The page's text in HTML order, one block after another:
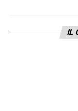
LA PLAYLIST
IL